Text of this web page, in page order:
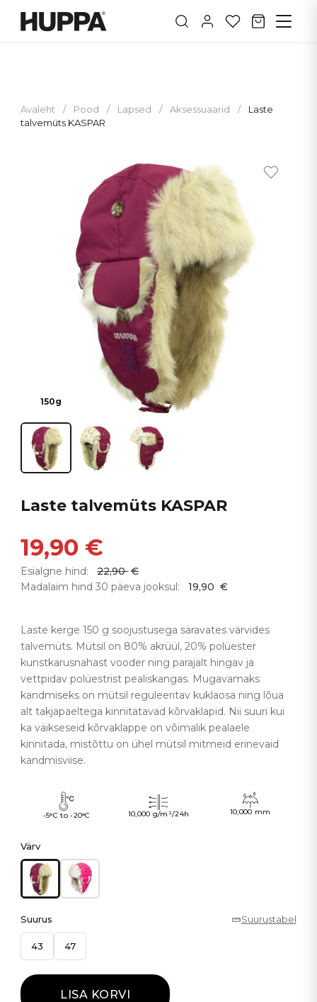
Avaleht / Pood / Lapsed / Aksessuaarid /
Laste
talvemüts KASPAR
150g
Laste talvemüts KASPAR
19,90 €
Esialgne hind: 22,90 €
Madalaim hind 30 päeva jooksul:
19,90 €
Laste kerge 150 g soojustusega säravates värvides
talvemüts. Mütsil on 80% akrüül, 20% polüester
kunstkarusnahast vooder ning parajalt hingav ja
vettpidav polüestrist pealiskangas. Mugavamaks
kandmiseks on mütsil reguleeritav kuklaosa ning lõua
alt takjapaeltega kinnitatavad kõrvaklapid. Nii suuri kui
ka väikseseid kõrvaklappe on võimalik pealaele
kinnitada, mistõttu on ühel mütsil mitmeid erinevaid
kandmisviise.
-5°C to -20°C 10,000 g/m²/24h 10,000 mm
Värv
Suurus Suurustabel
43 47
LISA KORVI